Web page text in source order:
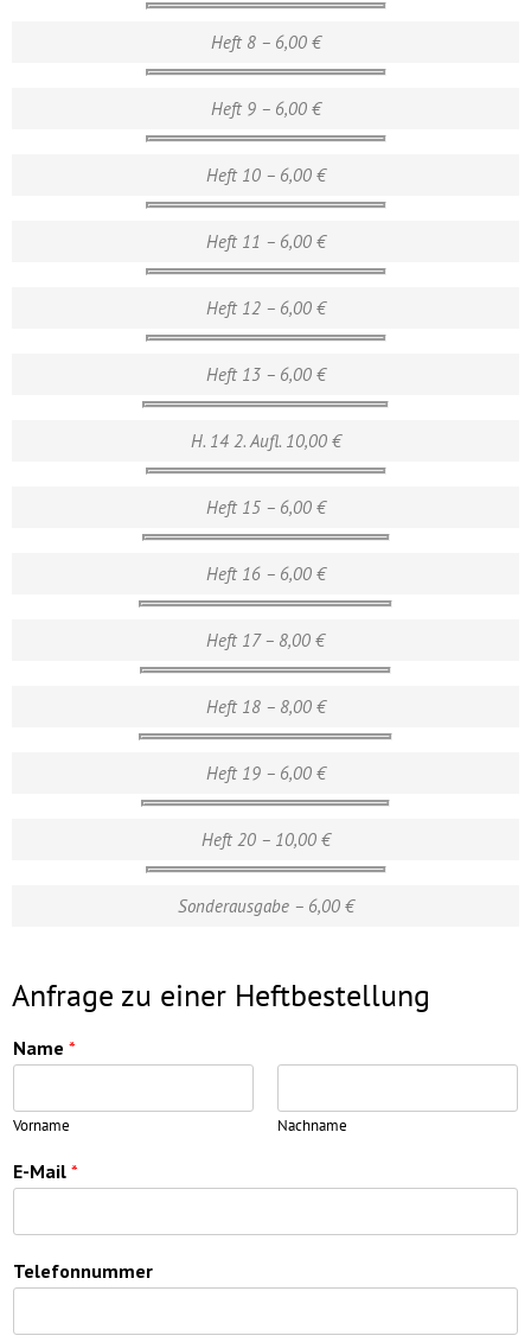
Heft 8 – 6,00 €
Heft 9 – 6,00 €
Heft 10 – 6,00 €
Heft 11 – 6,00 €
Heft 12 – 6,00 €
Heft 13 – 6,00 €
H. 14 2. Aufl. 10,00 €
Heft 15 – 6,00 €
Heft 16 – 6,00 €
Heft 17 – 8,00 €
Heft 18 – 8,00 €
Heft 19 – 6,00 €
Heft 20 – 10,00 €
Sonderausgabe – 6,00 €
Anfrage zu einer Heftbestellung
Name *
Vorname Nachname
E-Mail *
Telefonnummer